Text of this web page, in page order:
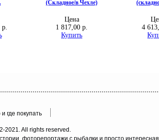
и где покупать
2021. All rights reserved.
фоторепортажи с рыбалки и просто интересная